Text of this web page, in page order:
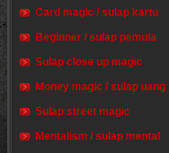
Card magic / sulap kartu
Beginner / sulap pemula
Sulap close up magic
Money magic / sulap uang
Sulap street magic
Mentalism / sulap mental